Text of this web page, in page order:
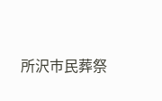
所沢市民葬祭